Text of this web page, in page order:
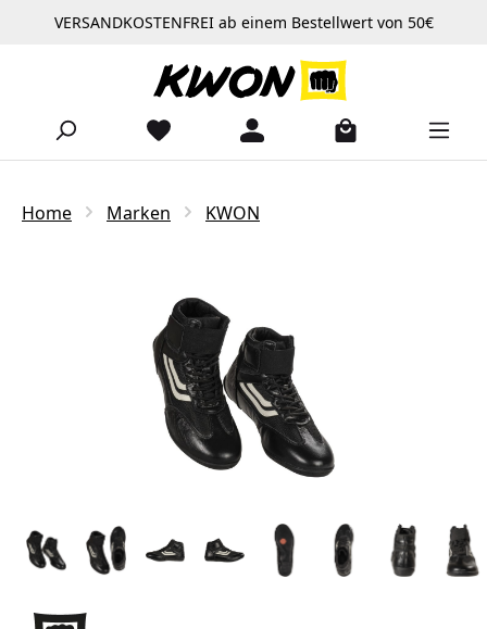
Zum Hauptinhalt springen
VERSANDKOSTENFREI ab einem Bestellwert von 50€
Home Marken KWON